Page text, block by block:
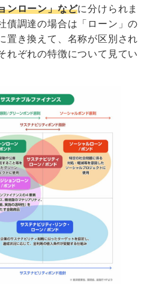
ンローン」などに分けられま
債調達の場合は「ローン」の
置き換えて、名称が区別され
れぞれの特徴について見てい